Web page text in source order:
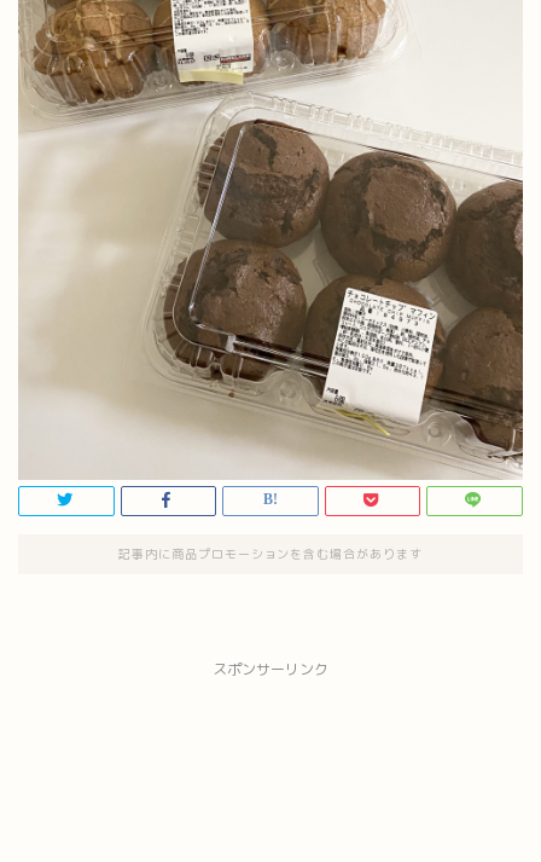
記事内に商品プロモーションを含む場合があります
スポンサーリンク